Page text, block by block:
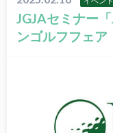
JGJAセミナー
ンゴルフフェ